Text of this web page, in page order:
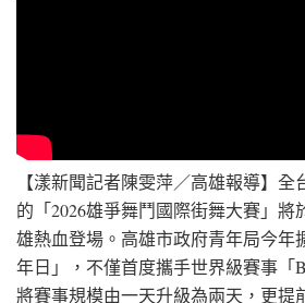
【漾新聞記者陳雯萍／高雄報導】
的「2026雄爭舞鬥國際街舞大賽」將
雄熱血登場。高雄市政府青年局今年
年日」，不僅首度攜手世界級賽事「
將賽事規模由一天升級為兩天，更提